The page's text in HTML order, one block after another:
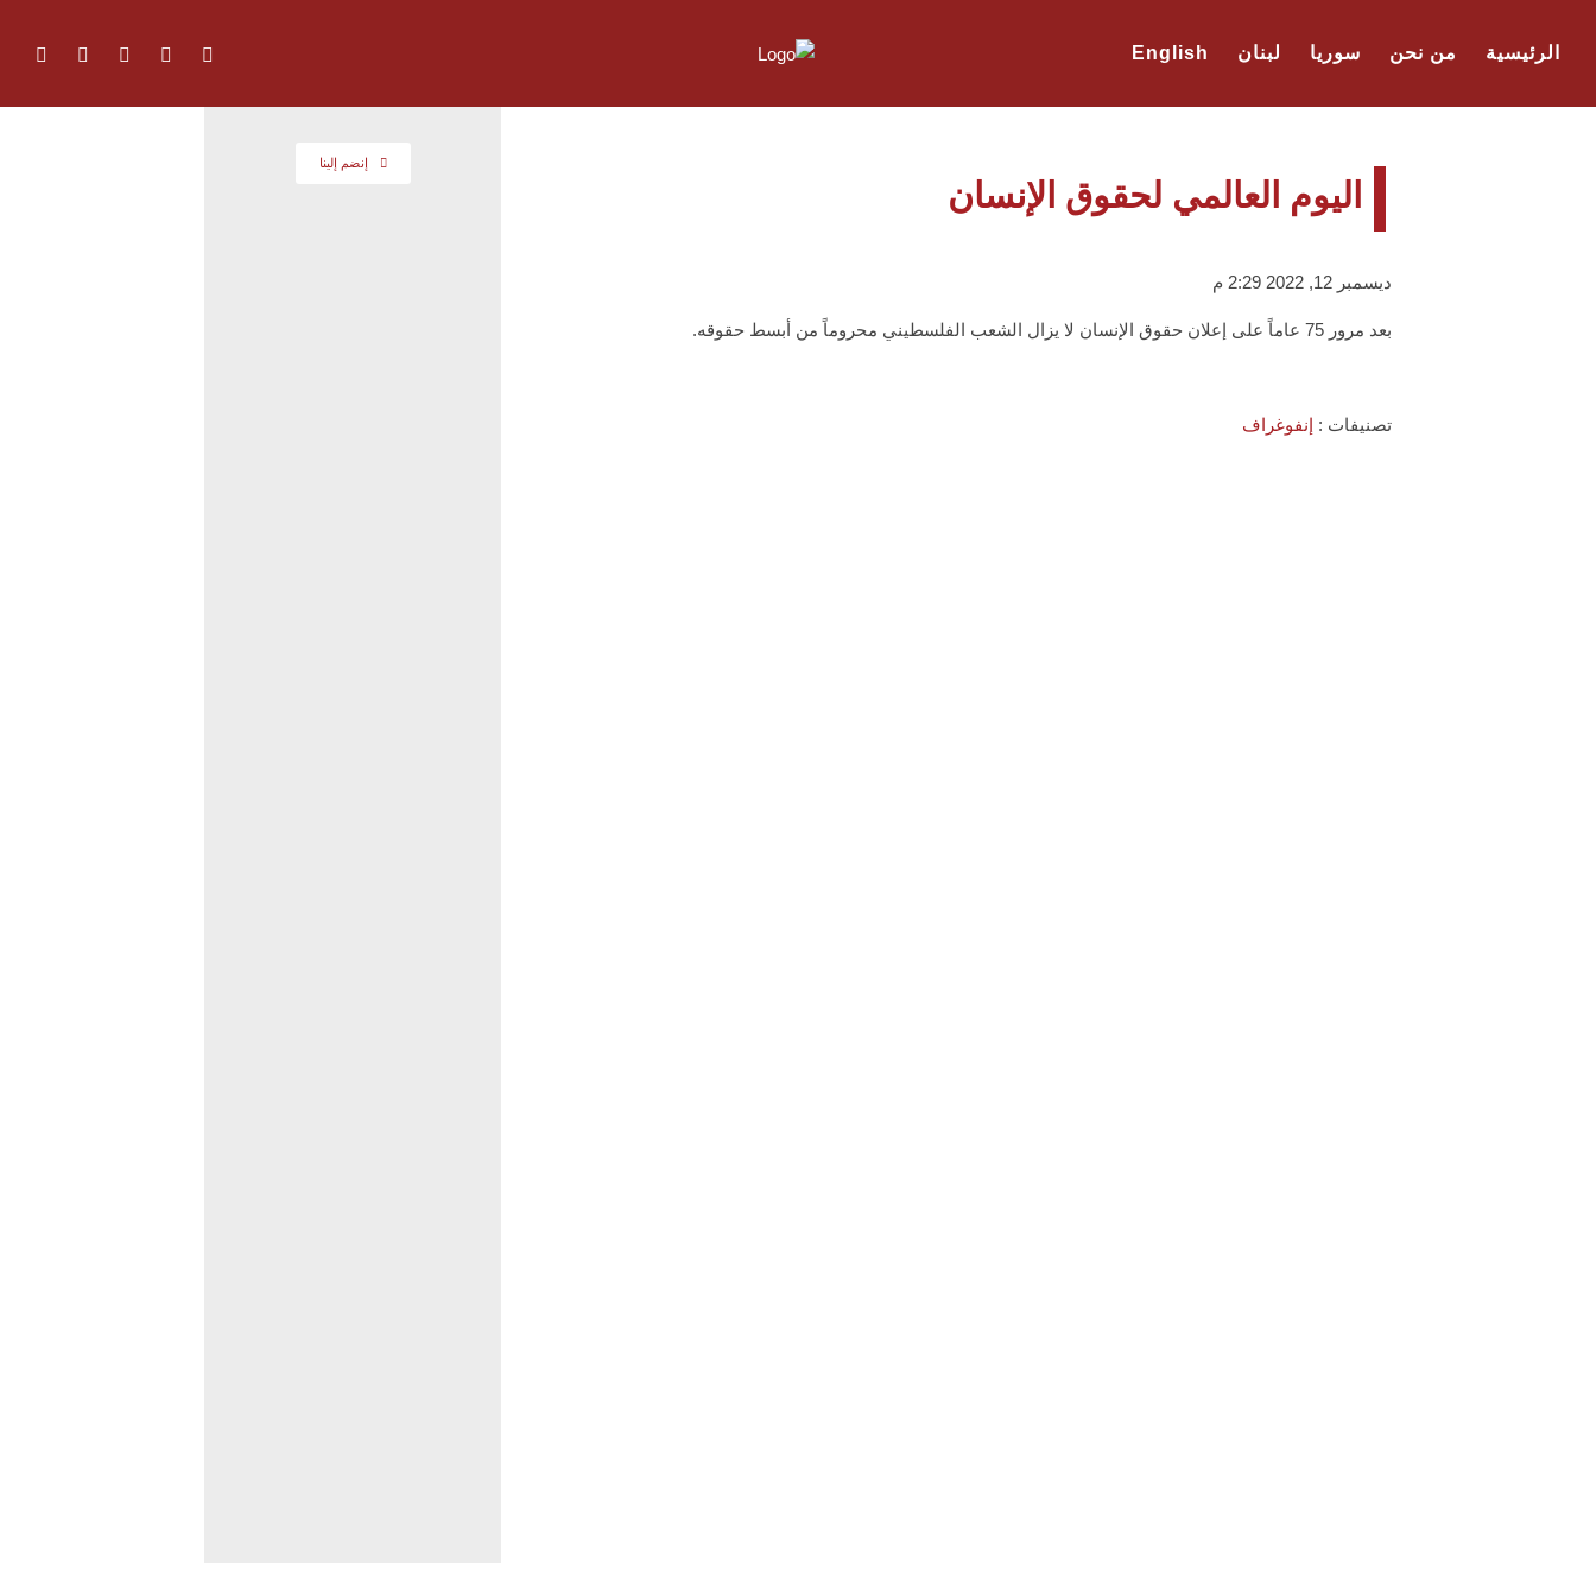
الرئيسية من نحن سوريا لبنان English
اليوم العالمي لحقوق الإنسان
ديسمبر 12, 2022 2:29 م
بعد مرور 75 عاماً على إعلان حقوق الإنسان لا يزال الشعب الفلسطيني محروماً من أبسط حقوقه.
تصنيفات : إنفوغراف
إنضم إلينا